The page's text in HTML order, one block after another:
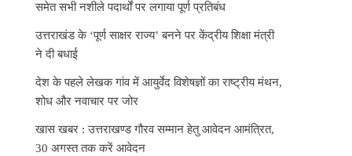
समेत सभी नशीले पदार्थों पर लगाया पूर्ण प्रतिबंध
उत्तराखंड के ‘पूर्ण साक्षर राज्य’ बनने पर केंद्रीय शिक्षा मंत्री
ने दी बधाई
देश के पहले लेखक गांव में आयुर्वेद विशेषज्ञों का राष्ट्रीय मंथन,
शोध और नवाचार पर जोर
खास खबर : उत्तराखण्ड गौरव सम्मान हेतु आवेदन आमंत्रित,
30 अगस्त तक करें आवेदन